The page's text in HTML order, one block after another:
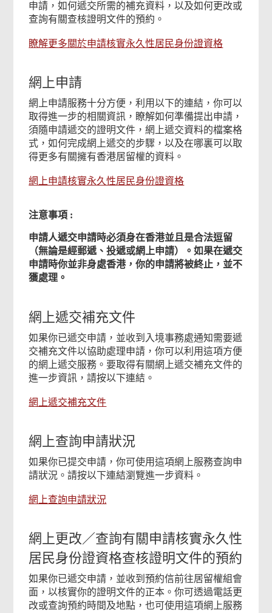
申請，如何遞交所需的補充資料，以及如何更改或
查詢有關查核證明文件的預約。
瞭解更多關於申請核實永久性居民身份證資格
網上申請
網上申請服務十分方便，利用以下的連結，你可以
取得進一步的相關資訊，瞭解如何準備提出申請，
須隨申請遞交的證明文件，網上遞交資料的檔案格
式，如何完成網上遞交的步驟，以及在哪裏可以取
得更多有關擁有香港居留權的資料。
網上申請核實永久性居民身份證資格
注意事項 :
申請人遞交申請時必須身在香港並且是合法逗留
（無論是經郵遞、投遞或網上申請）。如果在遞交
申請時你並非身處香港，你的申請將被終止，並不
獲處理。
網上遞交補充文件
如果你已遞交申請，並收到入境事務處通知需要遞
交補充文件以協助處理申請，你可以利用這項方便
的網上遞交服務。要取得有關網上遞交補充文件的
進一步資訊，請按以下連結。
網上遞交補充文件
網上查詢申請狀況
如果你已提交申請，你可使用這項網上服務查詢申
請狀況。請按以下連結瀏覽進一步資料。
網上查詢申請狀況
網上更改／查詢有關申請核實永久性
居民身份證資格查核證明文件的預約
如果你已遞交申請，並收到預約信前往居留權組會
面，以核實你的證明文件的正本。你可透過電話更
改或查詢預約時間及地點，也可使用這項網上服務